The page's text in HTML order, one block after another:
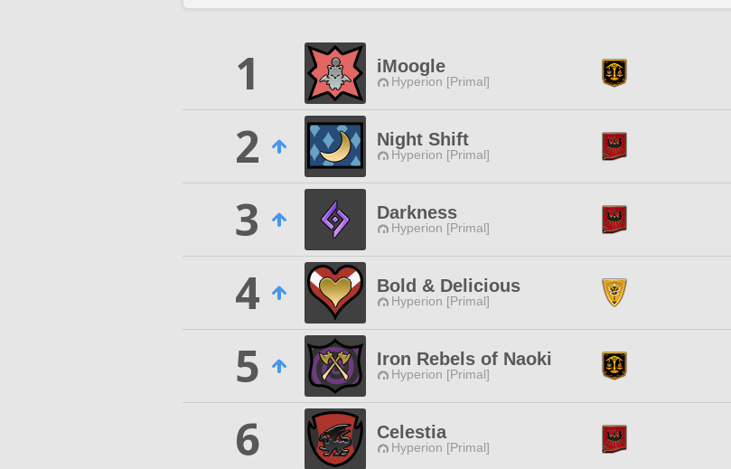
1 iMoogle
Hyperion [Primal]
2
Night Shift
Hyperion [Primal]
3
Darkness
Hyperion [Primal]
4
Bold & Delicious
Hyperion [Primal]
5
Iron Rebels of Naoki
Hyperion [Primal]
6
Celestia
Hyperion [Primal]